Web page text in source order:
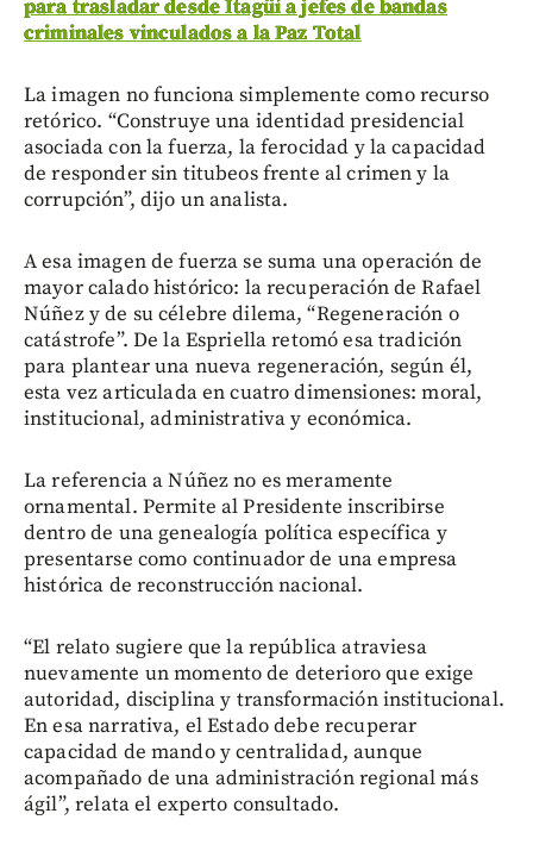
para trasladar desde Itagüí a jefes de bandas
criminales vinculados a la Paz Total
La imagen no funciona simplemente como recurso
retórico. “Construye una identidad presidencial
asociada con la fuerza, la ferocidad y la capacidad
de responder sin titubeos frente al crimen y la
corrupción”, dijo un analista.
A esa imagen de fuerza se suma una operación de
mayor calado histórico: la recuperación de Rafael
Núñez y de su célebre dilema, “Regeneración o
catástrofe”. De la Espriella retomó esa tradición
para plantear una nueva regeneración, según él,
esta vez articulada en cuatro dimensiones: moral,
institucional, administrativa y económica.
La referencia a Núñez no es meramente
ornamental. Permite al Presidente inscribirse
dentro de una genealogía política específica y
presentarse como continuador de una empresa
histórica de reconstrucción nacional.
“El relato sugiere que la república atraviesa
nuevamente un momento de deterioro que exige
autoridad, disciplina y transformación institucional.
En esa narrativa, el Estado debe recuperar
capacidad de mando y centralidad, aunque
acompañado de una administración regional más
ágil”, relata el experto consultado.